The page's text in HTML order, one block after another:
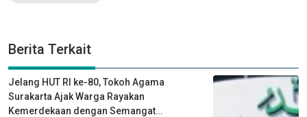
Berita Terkait
Jelang HUT RI ke-80, Tokoh Agama
Surakarta Ajak Warga Rayakan
Kemerdekaan dengan Semangat